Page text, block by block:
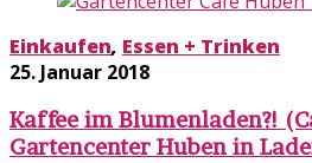
Einkaufen, Essen + Trinken
25. Januar 2018
Kaffee im Blumenladen?!
Gartencenter Huben in